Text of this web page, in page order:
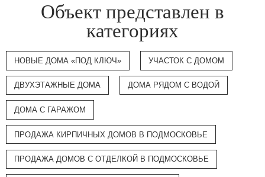
Объект представлен в
категориях
НОВЫЕ ДОМА «ПОД КЛЮЧ» УЧАСТОК С ДОМОМ
ДВУХЭТАЖНЫЕ ДОМА ДОМА РЯДОМ С ВОДОЙ
ДОМА С ГАРАЖОМ
ПРОДАЖА КИРПИЧНЫХ ДОМОВ В ПОДМОСКОВЬЕ
ПРОДАЖА ДОМОВ С ОТДЕЛКОЙ В ПОДМОСКОВЬЕ